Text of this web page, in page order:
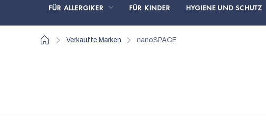
FÜR ALLERGIKER FÜR KINDER HYGIENE UND SCHUTZ
Startseite
Verkaufte Marken nanoSPACE